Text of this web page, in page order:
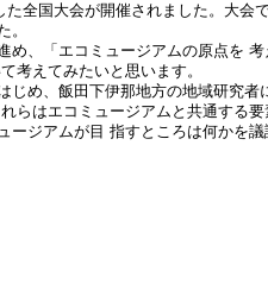
全国大会が開催されました。大会
。
、「エコミュージアムの原点を
考えてみたいと思います。
め、飯田下伊那地方の地域研究
らはエコミュージアムと共通する
ジアムが目 指すところは何かを